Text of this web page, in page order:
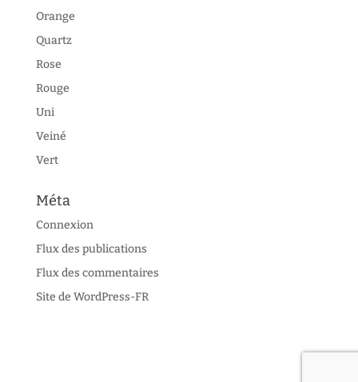
Orange
Quartz
Rose
Rouge
Uni
Veiné
Vert
Méta
Connexion
Flux des publications
Flux des commentaires
Site de WordPress-FR